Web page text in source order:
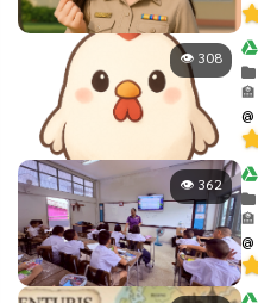
👁 308
🏫
@
👁 362
🏫
@